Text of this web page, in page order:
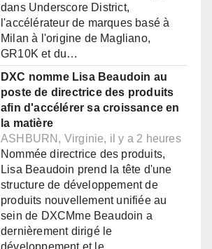
dans Underscore District,
l'accélérateur de marques basé à
Milan à l'origine de Magliano,
GR10K et du…
DXC nomme Lisa Beaudoin au
poste de directrice des produits
afin d'accélérer sa croissance en
la matière
ASHBURN, Virginie, il y a 2 heures
Nommée directrice des produits,
Lisa Beaudoin prend la tête d'une
structure de développement de
produits nouvellement unifiée au
sein de DXCMme Beaudoin a
dernièrement dirigé le